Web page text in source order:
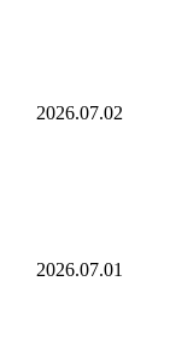
2026.07.02
2026.07.01